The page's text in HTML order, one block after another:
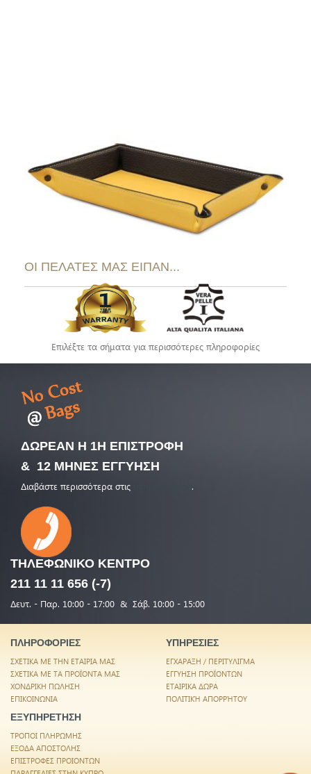
ΟΙ ΠΕΛΑΤΕΣ ΜΑΣ ΕΙΠΑΝ...
Επιλέξτε τα σήματα για περισσότερες πληροφορίες
ΔΩΡΕΑΝ Η 1Η ΕΠΙΣΤΡΟΦΗ
& 12 ΜΗΝΕΣ ΕΓΓΥΗΣΗ
Διαβάστε περισσότερα στις .
ΤΗΛΕΦΩΝΙΚΟ ΚΕΝΤΡΟ
211 11 11 656 (-7)
Δευτ. - Παρ. 10:00 - 17:00 & Σάβ. 10:00 - 15:00
ΠΛΗΡΟΦΟΡΙΕΣ
ΣΧΕΤΙΚΑ ΜΕ ΤΗΝ ΕΤΑΙΡΙΑ ΜΑΣ
ΣΧΕΤΙΚΑ ΜΕ ΤΑ ΠΡΟΪΟΝΤΑ ΜΑΣ
ΧΟΝΔΡΙΚΗ ΠΩΛΗΣΗ
ΕΠΙΚΟΙΝΩΝΙΑ
ΥΠΗΡΕΣΙΕΣ
ΕΓΧΑΡΑΞΗ / ΠΕΡΙΤΥΛΙΓΜΑ
ΕΓΓΥΗΣΗ ΠΡΟΪΟΝΤΩΝ
ΕΤΑΙΡΙΚΑ ΔΩΡΑ
ΠΟΛΙΤΙΚΉ ΑΠΟΡΡΉΤΟΥ
ΕΞΥΠΗΡΕΤΗΣΗ
ΤΡΟΠΟΙ ΠΛΗΡΩΜΗΣ
ΕΞΟΔΑ ΑΠΟΣΤΟΛΗΣ
ΕΠΙΣΤΡΟΦΕΣ ΠΡΟΙΟΝΤΩΝ